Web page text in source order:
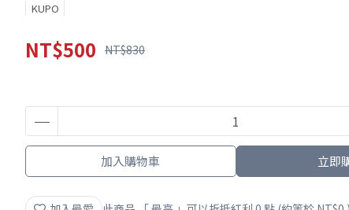
KUPO
NT$500 NT$830
加入購物車 立即